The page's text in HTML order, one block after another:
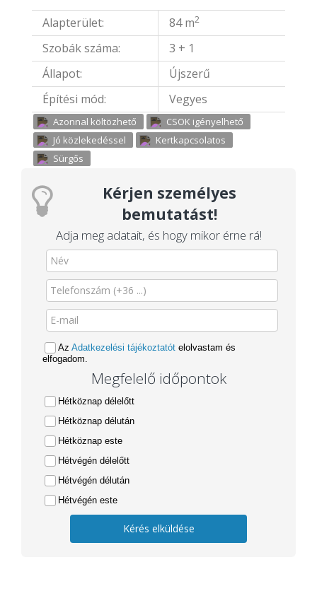
Alapterület: 84 m2
Szobák száma:
3 + 1
Állapot:
Újszerű
Építési mód:
Vegyes
Azonnal költözhető
CSOK igényelhető
Jó közlekedéssel
Kertkapcsolatos
Sürgős
Kérjen személyes
bemutatást!
Adja meg adatait, és hogy mikor érne rá!
Az Adatkezelési tájékoztatót elolvastam és
elfogadom.
Megfelelő időpontok
Hétköznap délelőtt
Hétköznap délután
Hétköznap este
Hétvégén délelőtt
Hétvégén délután
Hétvégén este
Kérés elküldése